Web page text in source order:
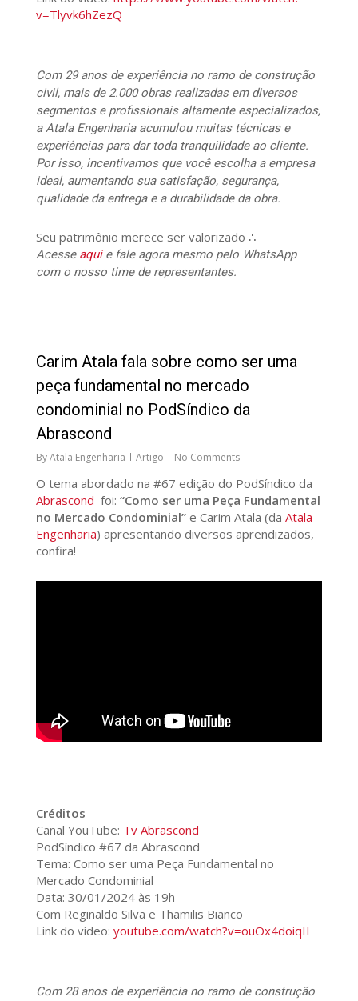
v=Tlyvk6hZezQ
Com 29 anos de experiência no ramo de construção
civil, mais de 2.000 obras realizadas em diversos
segmentos e profissionais altamente especializados,
a Atala Engenharia acumulou muitas técnicas e
experiências para dar toda tranquilidade ao cliente.
Por isso, incentivamos que você escolha a empresa
ideal, aumentando sua satisfação, segurança,
qualidade da entrega e a durabilidade da obra.
Seu patrimônio merece ser valorizado ∴
Acesse aquie fale agora mesmo pelo WhatsApp
com o nosso time de representantes.
Carim Atala fala sobre como ser uma
peça fundamental no mercado
condominial no PodSíndico da
Abrascond
ByAtala Engenharia Artigo No Comments
O tema abordado na #67 edição do PodSíndico da
Abrascond foi: “Como ser uma Peça Fundamental
no Mercado Condominial”e Carim Atala (da Atala
Engenharia) apresentando diversos aprendizados,
confira!
Créditos
Canal YouTube: Tv Abrascond
PodSíndico #67 da Abrascond
Tema: Como ser uma Peça Fundamental no
Mercado Condominial
Data: 30/01/2024 às 19h
Com Reginaldo Silva e Thamilis Bianco
Link do vídeo: youtube.com/watch?v=ouOx4doiqII
Com 28 anos de experiência no ramo de construção